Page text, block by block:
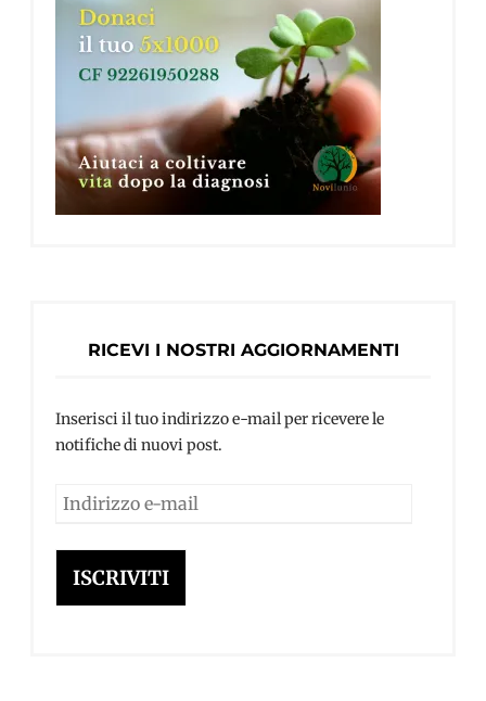
RICEVI I NOSTRI AGGIORNAMENTI
Inserisci il tuo indirizzo e-mail per ricevere le
notifiche di nuovi post.
Indirizzo
mail
ISCRIVITI